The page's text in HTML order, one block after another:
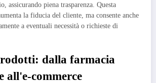
assicurando piena trasparenza. Questa
la fiducia del cliente, ma consente anche
a eventuali necessità o richieste di
dalla farmacia
all'e-commerce